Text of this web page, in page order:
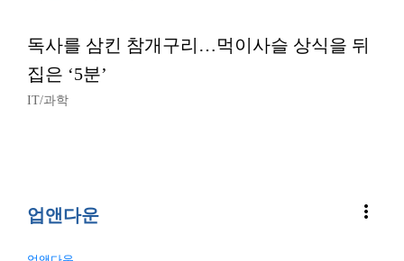
독사를 삼킨 참개구리…먹이사슬 상식을 뒤
집은 ‘5분’
IT/과학
업앤다운 more_vert